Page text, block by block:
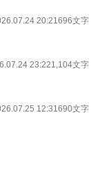
20:21696文字
23:221,104文字
12:31690文字